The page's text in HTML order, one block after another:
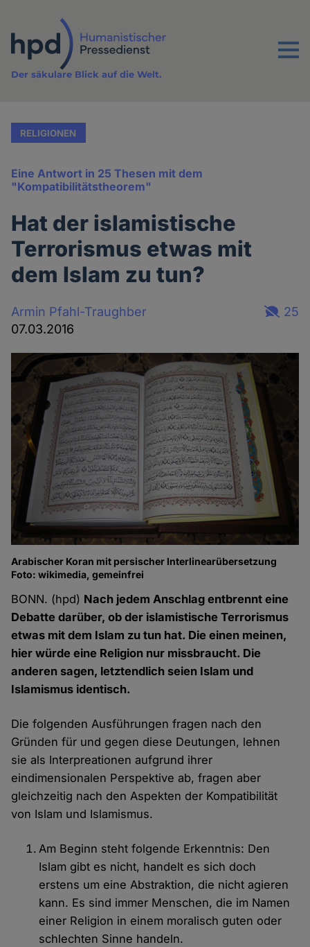
Inhalt
Menu
Der säkulare Blick auf die Welt.
RELIGIONEN
Eine Antwort in 25 Thesen mit dem
"Kompatibilitätstheorem"
Hat der islamistische
Terrorismus etwas mit
dem Islam zu tun?
Armin Pfahl-Traughber
07.03.2016
25
Arabischer Koran mit persischer Interlinearübersetzung
Foto: wikimedia, gemeinfrei
BONN. (hpd) Nach jedem Anschlag entbrennt eine
Debatte darüber, ob der islamistische Terrorismus
etwas mit dem Islam zu tun hat. Die einen meinen,
hier würde eine Religion nur missbraucht. Die
anderen sagen, letztendlich seien Islam und
Islamismus identisch.
Die folgenden Ausführungen fragen nach den
Gründen für und gegen diese Deutungen, lehnen
sie als Interpreationen aufgrund ihrer
eindimensionalen Perspektive ab, fragen aber
gleichzeitig nach den Aspekten der Kompatibilität
von Islam und Islamismus.
Am Beginn steht folgende Erkenntnis: Den
Islam gibt es nicht, handelt es sich doch
erstens um eine Abstraktion, die nicht agieren
kann. Es sind immer Menschen, die im Namen
einer Religion in einem moralisch guten oder
schlechten Sinne handeln.